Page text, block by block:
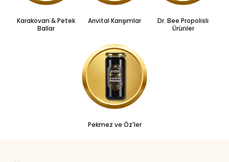
Karakovan & Petek
Ballar
Arıvital Karışımlar
Dr. Bee Propolisli
Ürünler
Pekmez ve Öz'ler